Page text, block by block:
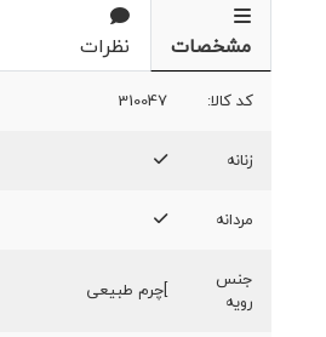
مشخصات نظرات
کد کالا: 310047
زنانه
مردانه
جنس
رویه
]چرم طبیعی